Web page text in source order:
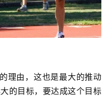
理由，这也是最大的推动
的目标，要达成这个目标